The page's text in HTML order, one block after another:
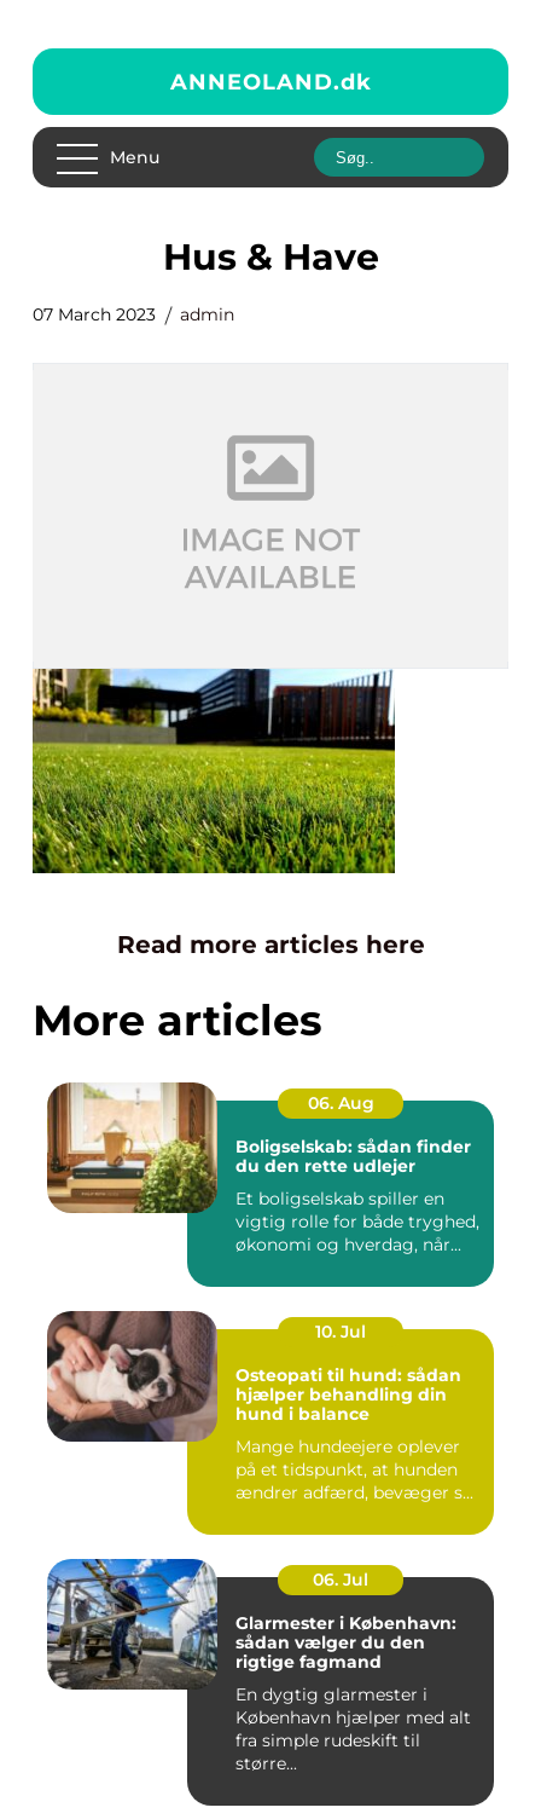
ANNEOLAND.dk
Menu
Hus & Have
07 March 2023 admin
Read more articles here
More articles
06. Aug
Boligselskab: sådan finder
du den rette udlejer
Et boligselskab spiller en
vigtig rolle for både tryghed,
økonomi og hverdag, når...
10. Jul
Osteopati til hund: sådan
hjælper behandling din
hund i balance
Mange hundeejere oplever
på et tidspunkt, at hunden
ændrer adfærd, bevæger s...
06. Jul
Glarmester i København:
sådan vælger du den
rigtige fagmand
En dygtig glarmester i
København hjælper med alt
fra simple rudeskift til
større...